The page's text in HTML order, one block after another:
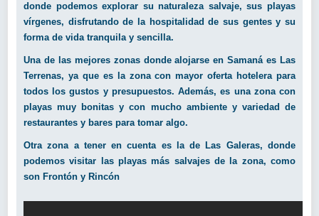
donde podemos explorar su naturaleza salvaje, sus playas
vírgenes, disfrutando de la hospitalidad de sus gentes y su
forma de vida tranquila y sencilla.
Una de las mejores zonas donde alojarse en Samaná es Las
Terrenas, ya que es la zona con mayor oferta hotelera para
todos los gustos y presupuestos. Además, es una zona con
playas muy bonitas y con mucho ambiente y variedad de
restaurantes y bares para tomar algo.
Otra zona a tener en cuenta es la de Las Galeras, donde
podemos visitar las playas más salvajes de la zona, como
son Frontón y Rincón